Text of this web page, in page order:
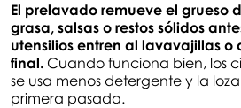
El prelavado remueve el grueso
grasa, salsas o restos sólidos
utensilios entren al lavavajillas
final. Cuando funciona bien, los
se usa menos detergente y la
primera pasada.